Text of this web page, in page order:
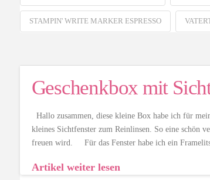
STAMPIN' WRITE MARKER ESPRESSO
Geschenkbox mit
Hallo zusammen, diese kleine Box habe ich für
kleines Sichtfenster zum Reinlinsen. So eine schön
freuen wird. Für das Fenster habe ich ein
Artikel weiter lesen